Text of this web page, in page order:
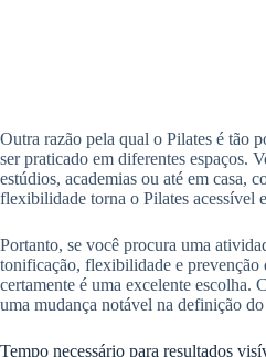
Outra razão pela qual o Pilates é tão
ser praticado em diferentes espaços.
estúdios, academias ou até em casa,
flexibilidade torna o Pilates acessível
Portanto, se você procura uma
tonificação, flexibilidade e prevenção
certamente é uma excelente escolha.
uma mudança notável na definição
Tempo necessário para resultados